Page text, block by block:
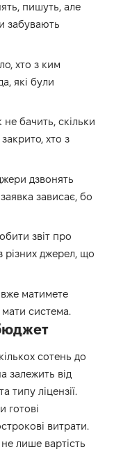
пишуть, але
забувають
хто з ким
які були
бачить, скільки
хто з
дзвонять
зависає, бо
звіт про
різних джерел, що
матимете
система.
сотень до
залежить від
типу ліцензії.
готові
витрати.
лише вартість